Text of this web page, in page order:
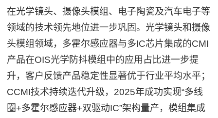
在光学镜头、摄像头模组、电子陶瓷及汽车电子等
领域的技术领先地位进一步巩固。光学镜头和摄像
头模组领域，多霍尔感应器与多IC芯片集成的CMI
产品在OIS光学防抖模组中的应用占比进一步提
升，客户反馈产品稳定性显著优于行业平均水平；
CCMI技术持续迭代升级，2025年成功实现“多线
圈+多霍尔感应器+双驱动IC”架构量产，模组集成